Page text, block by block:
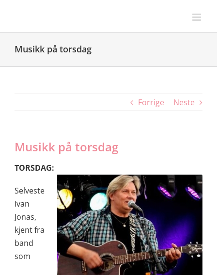
content
Musikk på torsdag
Forrige Neste
Musikk på torsdag
TORSDAG:
Selveste
Ivan
Jonas,
kjent fra
band
som